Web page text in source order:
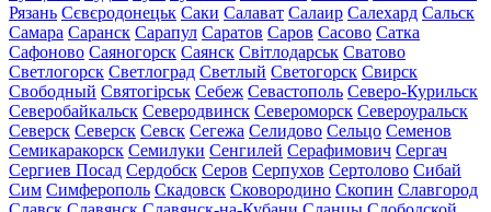
Рязань Сєвєродонецьк Саки Салават Салаир Салехард Сальск
Самара Саранск Сарапул Саратов Саров Сасово Сатка
Сафоново Саяногорск Саянск Світлодарськ Сватово
Светлогорск Светлоград Светлый Светогорск Свирск
Свободный Святогірськ Себеж Севастополь Северо-Курильск
Северобайкальск Северодвинск Североморск Североуральск
Северск Северск Севск Сегежа Селидово Сельцо Семенов
Семикаракорск Семилуки Сенгилей Серафимович Сергач
Сергиев Посад Сердобск Серов Серпухов Сертолово Сибай
Сим Симферополь Скадовск Сковородино Скопин Славгород